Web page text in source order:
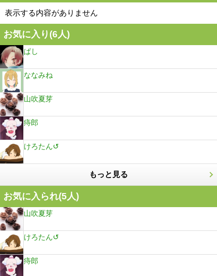
表示する内容がありません
お気に入り(6人)
ぱし
ななみね
山吹夏芽
痔郎
けろたん↺
もっと見る
お気に入られ(5人)
山吹夏芽
けろたん↺
痔郎